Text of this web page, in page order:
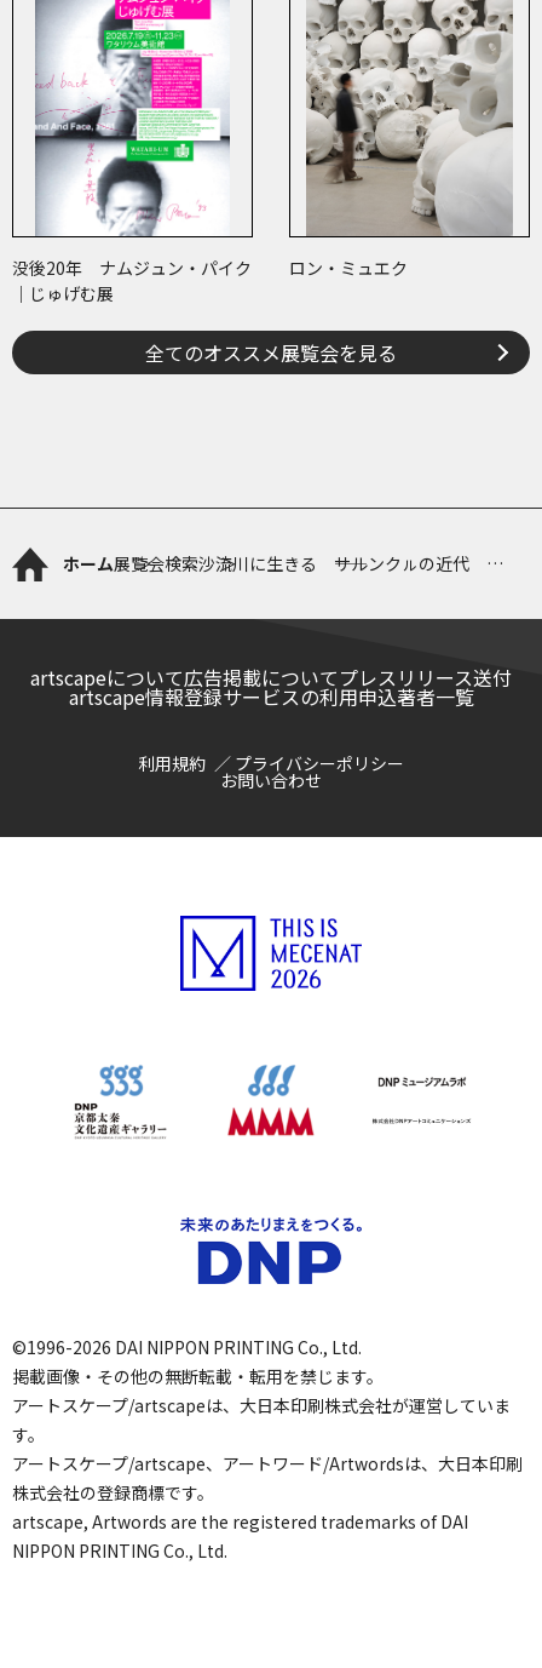
没後20年 ナムジュン・パイク
｜じゅげむ展
ロン・ミュエク
全てのオススメ展覧会を見る
ホーム展覧会検索沙流川に生きる ――サルンクㇽの近代
pakno
artscapeについて広告掲載についてプレスリリース送付
artscape情報登録サービスの利用申込著者一覧
利用規約 プライバシーポリシー
お問い合わせ
©1996-2026 DAI NIPPON PRINTING Co., Ltd.
掲載画像・その他の無断転載・転用を禁じます。
アートスケープ/artscapeは、大日本印刷株式会社が運営していま
す。
アートスケープ/artscape、アートワード/Artwordsは、大日本印刷
株式会社の登録商標です。
artscape, Artwords are the registered trademarks of DAI
NIPPON PRINTING Co., Ltd.